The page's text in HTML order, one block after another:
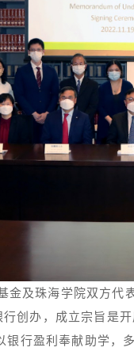
金及珠海学院双方代
创办，成立宗旨是
银行盈利奉献助学，